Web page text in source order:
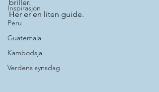
Inspirasjon
Peru
Guatemala
Kambodsja
Verdens synsdag
briller.
Her er en liten guide.